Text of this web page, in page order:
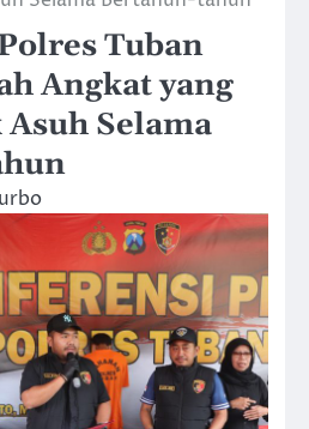
Tuban
Angkat yang
Selama